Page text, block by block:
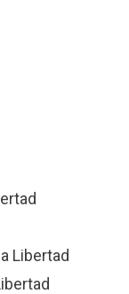
Libertad